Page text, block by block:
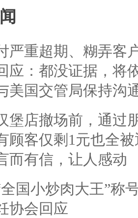
严重超期、糊弄客
应：都没证据，将
美国交管局保持沟
堡店撤场前，通过
顾客仅剩1元也全
而有信，让人感动
国小炒肉大王”称
协会回应